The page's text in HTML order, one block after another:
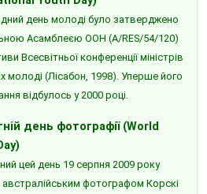
день молоді було затверджено
Асамблеєю ООН (A/RES/54/120)
Всесвітньої конференції міністрів
молоді (Лісабон, 1998). Уперше його
відбулось у 2000 році.
день фотографії (World
цей день 19 серпня 2009 року
фотографом Корскі